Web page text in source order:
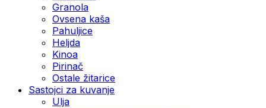
Granola
Ovsena kaša
Pahuljice
Heljda
Kinoa
Pirinač
Ostale žitarice
Sastojci za kuvanje
Ulja